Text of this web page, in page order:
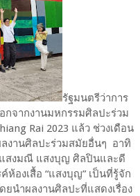
รัฐมนตรีว่าการ
กจากงานมหกรรมศิลปะร่วม
Rai 2023 แล้ว ช่วงเดือน
งานศิลปะร่วมสมัยอื่นๆ อาทิ
แสงมณี แสงบุญ ศิลปินและดี
ห้องเสื้อ “แสงบุญ” เป็นที่รู้จัก
ยนำผลงานศิลปะที่แสดงเรื่อง